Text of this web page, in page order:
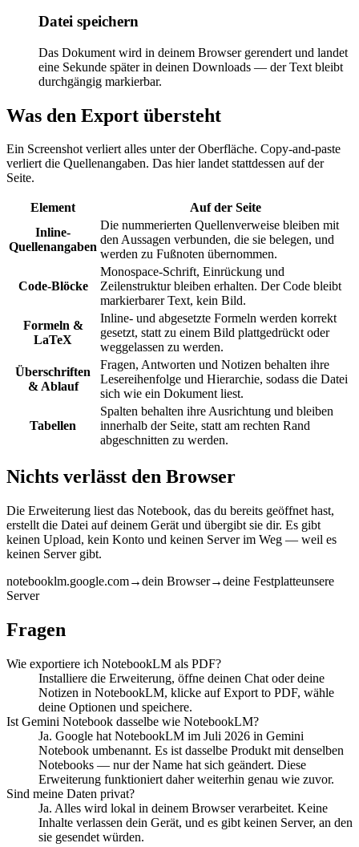
Datei speichern
Das Dokument wird in deinem Browser gerendert und landet
eine Sekunde später in deinen Downloads — der Text bleibt
durchgängig markierbar.
Was den Export übersteht
Ein Screenshot verliert alles unter der Oberfläche. Copy-and-paste
verliert die Quellenangaben. Das hier landet stattdessen auf der
Seite.
Element
Auf der Seite
Inline-
Quellenangaben
Die nummerierten Quellenverweise bleiben mit
den Aussagen verbunden, die sie belegen, und
werden zu Fußnoten übernommen.
Code-Blöcke
Monospace-Schrift, Einrückung und
Zeilenstruktur bleiben erhalten. Der Code bleibt
markierbarer Text, kein Bild.
Formeln &
LaTeX
Inline- und abgesetzte Formeln werden korrekt
gesetzt, statt zu einem Bild plattgedrückt oder
weggelassen zu werden.
Überschriften
& Ablauf
Fragen, Antworten und Notizen behalten ihre
Lesereihenfolge und Hierarchie, sodass die Datei
sich wie ein Dokument liest.
Tabellen
Spalten behalten ihre Ausrichtung und bleiben
innerhalb der Seite, statt am rechten Rand
abgeschnitten zu werden.
Nichts verlässt den Browser
Die Erweiterung liest das Notebook, das du bereits geöffnet hast,
erstellt die Datei auf deinem Gerät und übergibt sie dir. Es gibt
keinen Upload, kein Konto und keinen Server im Weg — weil es
keinen Server gibt.
notebooklm.google.com→dein Browser→deine Festplatteunsere
Server
Fragen
Wie exportiere ich NotebookLM als PDF?
Installiere die Erweiterung, öffne deinen Chat oder deine
Notizen in NotebookLM, klicke auf Export to PDF, wähle
deine Optionen und speichere.
Ist Gemini Notebook dasselbe wie NotebookLM?
Ja. Google hat NotebookLM im Juli 2026 in Gemini
Notebook umbenannt. Es ist dasselbe Produkt mit denselben
Notebooks — nur der Name hat sich geändert. Diese
Erweiterung funktioniert daher weiterhin genau wie zuvor.
Sind meine Daten privat?
Ja. Alles wird lokal in deinem Browser verarbeitet. Keine
Inhalte verlassen dein Gerät, und es gibt keinen Server, an den
sie gesendet würden.